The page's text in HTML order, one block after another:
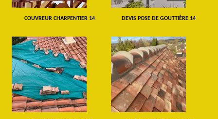
COUVREUR CHARPENTIER 14 DEVIS POSE DE GOUTTIÈRE 14